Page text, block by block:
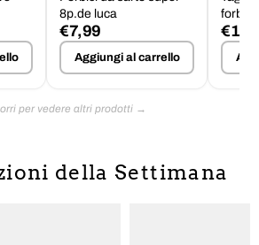
8p.de luca
€7,99
Aggiungi al carrello
forbici
della Settimana